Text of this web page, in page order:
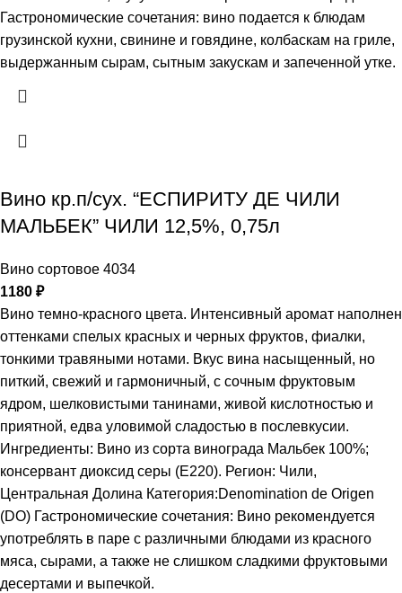
Гастрономические сочетания: вино подается к блюдам
грузинской кухни, свинине и говядине, колбаскам на гриле,
выдержанным сырам, сытным закускам и запеченной утке.
Вино кр.п/сух. “ЕСПИРИТУ ДЕ ЧИЛИ
МАЛЬБЕК” ЧИЛИ 12,5%, 0,75л
Вино сортовое 4034
1180 ₽
Вино темно-красного цвета. Интенсивный аромат наполнен
оттенками спелых красных и черных фруктов, фиалки,
тонкими травяными нотами. Вкус вина насыщенный, но
питкий, свежий и гармоничный, с сочным фруктовым
ядром, шелковистыми танинами, живой кислотностью и
приятной, едва уловимой сладостью в послевкусии.
Ингредиенты: Вино из сорта винограда Мальбек 100%;
консервант диоксид серы (Е220). Регион: Чили,
Центральная Долина Категория:Denomination de Origen
(DO) Гастрономические сочетания: Вино рекомендуется
употреблять в паре с различными блюдами из красного
мяса, сырами, а также не слишком сладкими фруктовыми
десертами и выпечкой.